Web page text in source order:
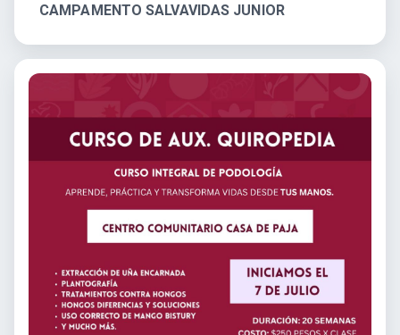
CAMPAMENTO SALVAVIDAS JUNIOR